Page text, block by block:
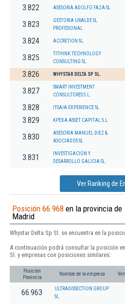
3.822 ASESORIA ADOLFO FAZA SL
3.823
GESTORIA URALDE SL
PROFESIONAL
3.824 ACCRETION SL.
3.825
TITHINK TECHNOLOGY
CONSULTING SL.
3.826 WHYSTAR DELTA SP SL.
3.827
SMART INVESTMENT
CONSULTORES S.L.
3.828 ITSAIA EXPERIENCE SL
3.829 KPEXA ASSET CAPITAL S.L.
3.830
ASESORIA MANUEL DIEZ &
ASOCIADOS SL
3.831
INVESTIGACION Y
DESARROLLO GALICIA SL.
Ver Ranking de
Posición 66.968 en la provincia de
Madrid
Whystar Delta Sp Sl. se encuentra en la
A continuación podrá consultar la posición
Sl. y empresas con posiciones similares:
Posición
Provincia
Nombre de la empresa
66.963
ULTRADISSECTION GROUP
SL.